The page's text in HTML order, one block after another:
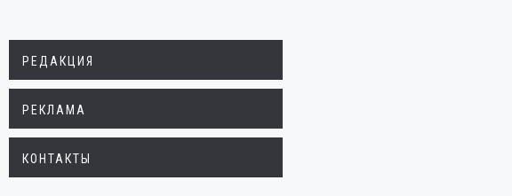
РЕДАКЦИЯ
РЕКЛАМА
КОНТАКТЫ